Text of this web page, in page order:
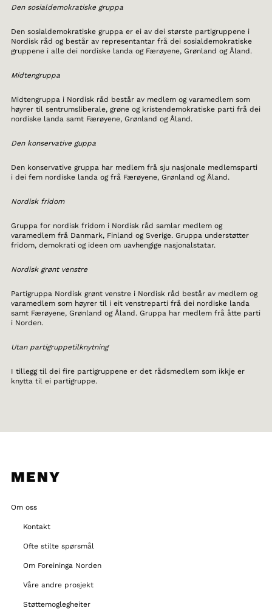
MENY
Om oss
Kontakt
Ofte stilte spørsmål
Om Foreininga Norden
Våre andre prosjekt
Støttemoglegheiter
Den sosialdemokratiske gruppa
Den sosialdemokratiske gruppa er ei av dei største partigruppene i
Nordisk råd og består av representantar frå dei sosialdemokratiske
gruppene i alle dei nordiske landa og Færøyene, Grønland og Åland.
Midtengruppa
Midtengruppa i Nordisk råd består av medlem og varamedlem som
høyrer til sentrumsliberale, grøne og kristendemokratiske parti frå dei
nordiske landa samt Færøyene, Grønland og Åland.
Den konservative guppa
Den konservative gruppa har medlem frå sju nasjonale medlemsparti
i dei fem nordiske landa og frå Færøyene, Grønland og Åland.
Nordisk fridom
Gruppa for nordisk fridom i Nordisk råd samlar medlem og
varamedlem frå Danmark, Finland og Sverige. Gruppa understøtter
fridom, demokrati og ideen om uavhengige nasjonalstatar.
Nordisk grønt venstre
Partigruppa Nordisk grønt venstre i Nordisk råd består av medlem og
varamedlem som høyrer til i eit venstreparti frå dei nordiske landa
samt Færøyene, Grønland og Åland. Gruppa har medlem frå åtte parti
i Norden.
Utan partigruppetilknytning
I tillegg til dei fire partigruppene er det rådsmedlem som ikkje er
knytta til ei partigruppe.